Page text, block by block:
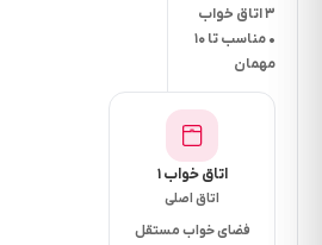
آن
مستر
باشد
طبقه
چهارم
یک
۳ اتاق خواب
• مناسب تا ۱۰
مهمان
اتاق خواب ۱
اتاق اصلی
فضای خواب مستقل